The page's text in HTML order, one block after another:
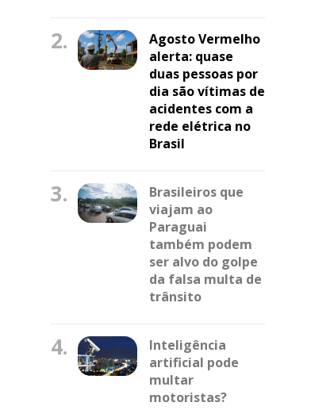
2.
Agosto Vermelho
alerta: quase
duas pessoas por
dia são vítimas de
acidentes com a
rede elétrica no
Brasil
3.
Brasileiros que
viajam ao
Paraguai
também podem
ser alvo do golpe
da falsa multa de
trânsito
4.
Inteligência
artificial pode
multar
motoristas?